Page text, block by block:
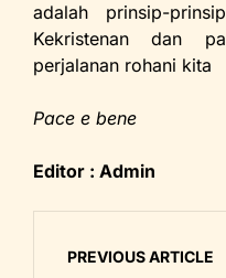
adalah prinsip-
Kekristenan dan
perjalanan rohani kita
Pace e bene
Editor : Admin
PREVIOUS ARTICLE